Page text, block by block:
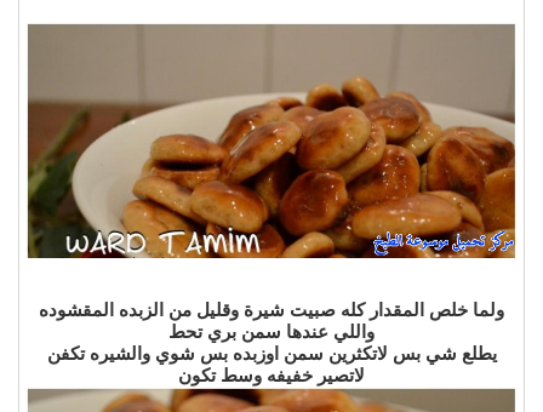
ولما خلص المقدار كله صبيت شيرة وقليل من الزبده المقشوده
واللي عندها سمن بري تحط
يطلع شي بس لاتكثرين سمن اوزبده بس شوي والشيره تكفن
لاتصير خفيفه وسط تكون